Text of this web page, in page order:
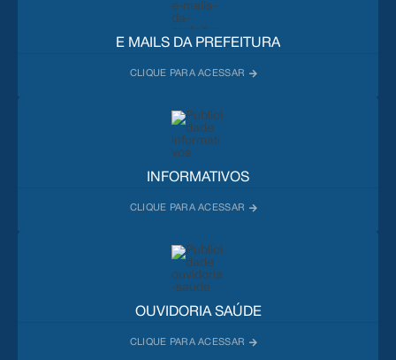
E MAILS DA PREFEITURA
INFORMATIVOS
OUVIDORIA SAÚDE